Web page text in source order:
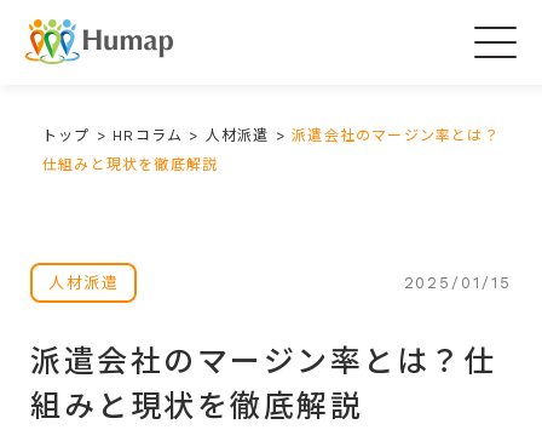
トップ > HRコラム > 人材派遣 >派遣会社のマージン率とは？
仕組みと現状を徹底解説
人材派遣 2025/01/15
派遣会社のマージン率とは？仕
組みと現状を徹底解説